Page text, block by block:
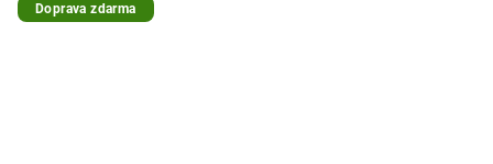
Doprava zdarma